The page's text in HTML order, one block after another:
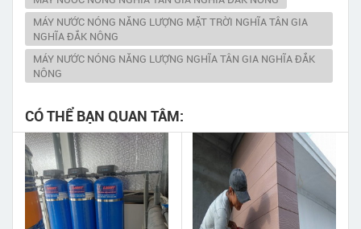
MÁY NƯỚC NÓNG NĂNG LƯỢNG MẶT TRỜI NGHĨA TÂN GIA
NGHĨA ĐẮK NÔNG
MÁY NƯỚC NÓNG NĂNG LƯỢNG NGHĨA TÂN GIA NGHĨA ĐẮK
NÔNG
CÓ THỂ BẠN QUAN TÂM: